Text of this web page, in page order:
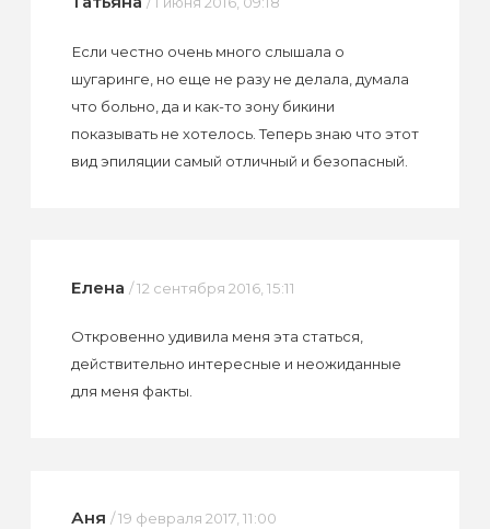
Если честно очень много слышала о
шугаринге, но еще не разу не делала, думала
что больно, да и как-то зону бикини
показывать не хотелось. Теперь знаю что этот
вид эпиляции самый отличный и безопасный.
Елена / 12 сентября 2016, 15:11
Откровенно удивила меня эта статься,
действительно интересные и неожиданные
для меня факты.
Аня / 19 февраля 2017, 11:00